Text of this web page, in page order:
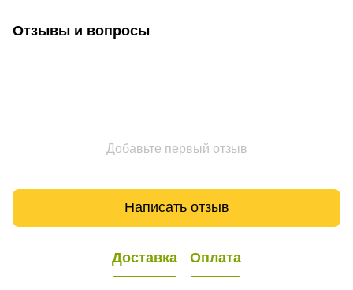
Отзывы и вопросы
Добавьте первый отзыв
Написать отзыв
Доставка Оплата